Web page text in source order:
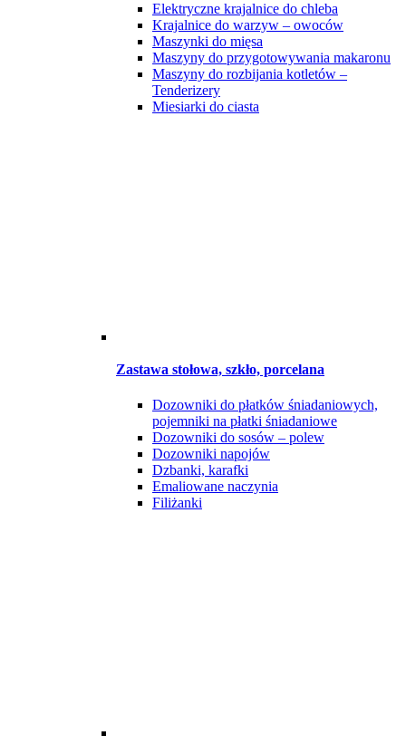
Elektryczne krajalnice do chleba
Krajalnice do warzyw – owoców
Maszynki do mięsa
Maszyny do przygotowywania makaronu
Maszyny do rozbijania kotletów –
Tenderizery
Miesiarki do ciasta
Zastawa stołowa, szkło, porcelana
Dozowniki do płatków śniadaniowych,
pojemniki na płatki śniadaniowe
Dozowniki do sosów – polew
Dozowniki napojów
Dzbanki, karafki
Emaliowane naczynia
Filiżanki